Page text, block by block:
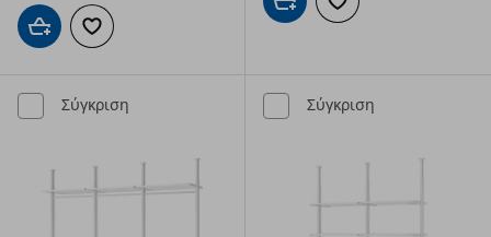
Προσθήκη στο καλάθι
Προσθήκη στα αγαπημένα
Προσθήκη στο καλάθι
Προσθήκη στα
Σύγκριση Σύγκριση